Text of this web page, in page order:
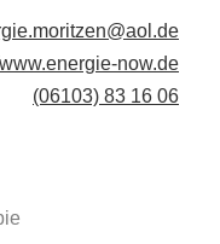
now.de
(06103) 83 16 06